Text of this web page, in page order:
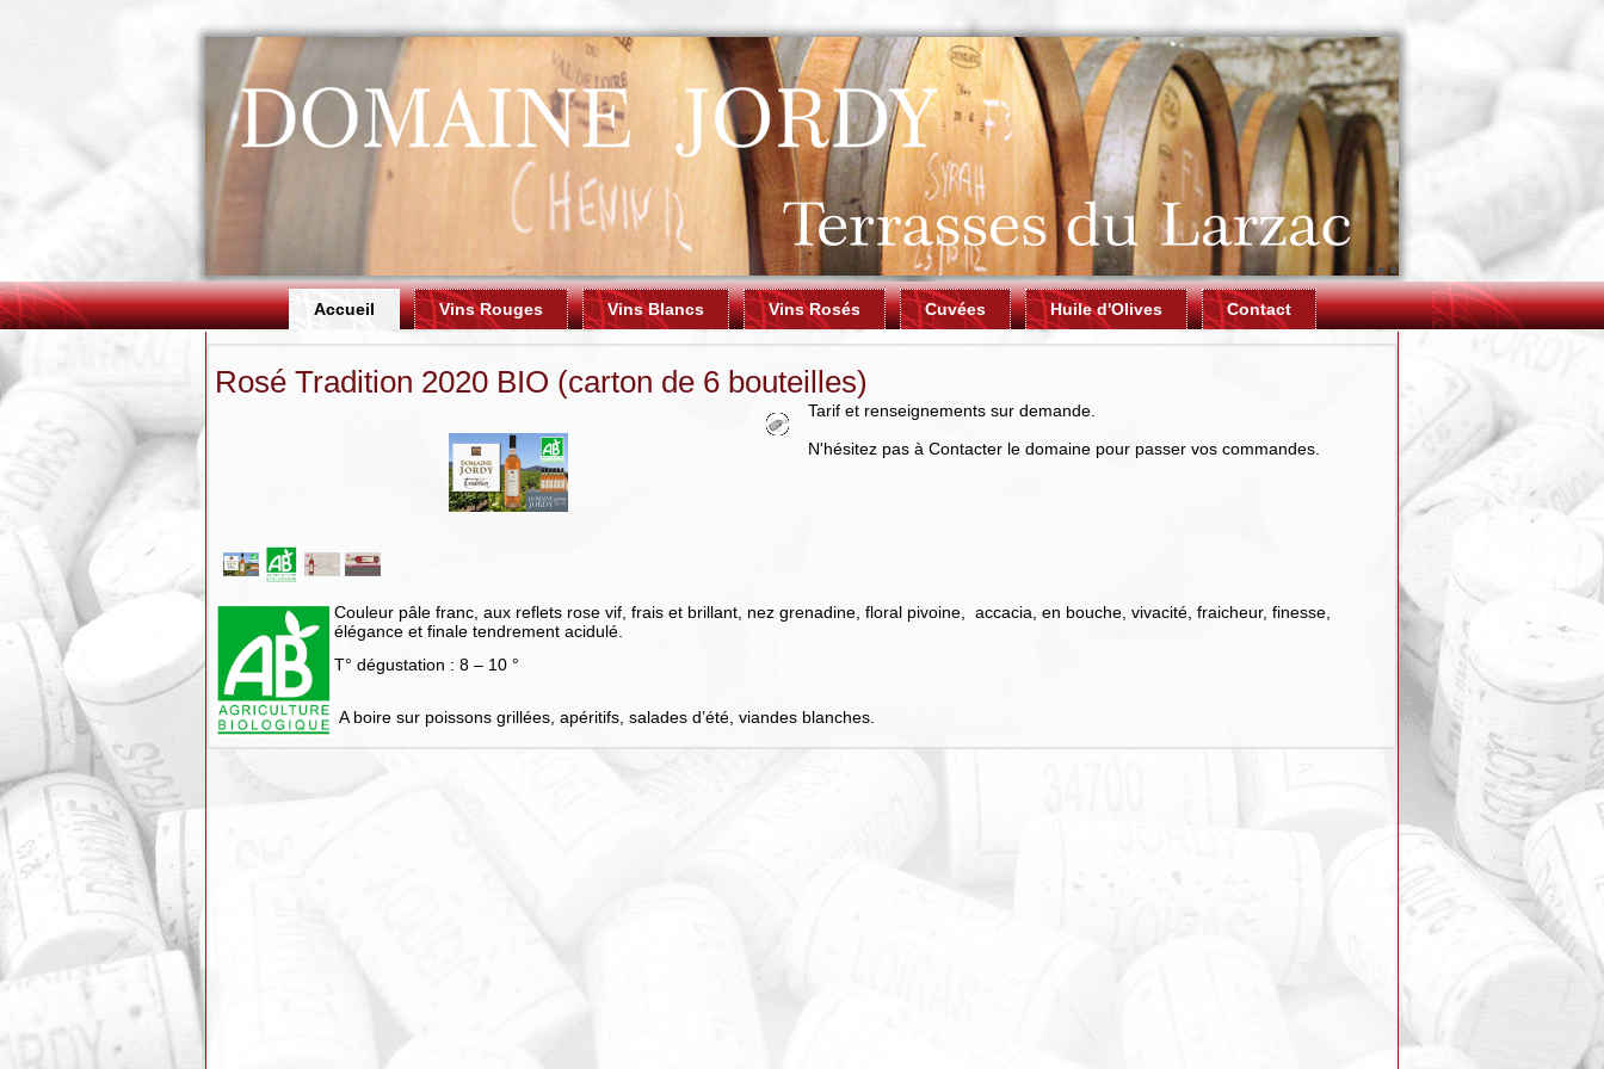
Accueil Vins Rouges Vins Blancs Vins Rosés Cuvées Huile d'Olives Contact
Rosé Tradition 2020 BIO (carton de 6 bouteilles)
Tarif et renseignements sur demande.
N'hésitez pas à Contacter le domaine pour passer vos commandes.
Couleur pâle franc, aux reflets rose vif, frais et brillant, nez grenadine, floral pivoine, accacia, en bouche, vivacité, fraicheur, finesse,
élégance et finale tendrement acidulé.
T° dégustation : 8 – 10 °
A boire sur poissons grillées, apéritifs, salades d’été, viandes blanches.